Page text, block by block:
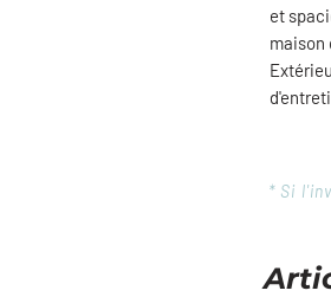
et
maison
* Si